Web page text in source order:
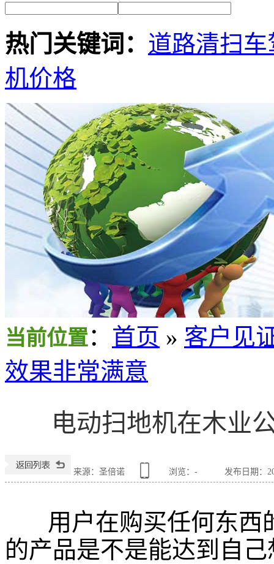
热门关键词： 道路清扫车
机价格
当前位置： 首页 » 客户见
效果非常满意
电动扫地机在木业
来源：圣倍诺 浏览： - 发布日期：
用户在购买任何东西
的产品是不是能达到自